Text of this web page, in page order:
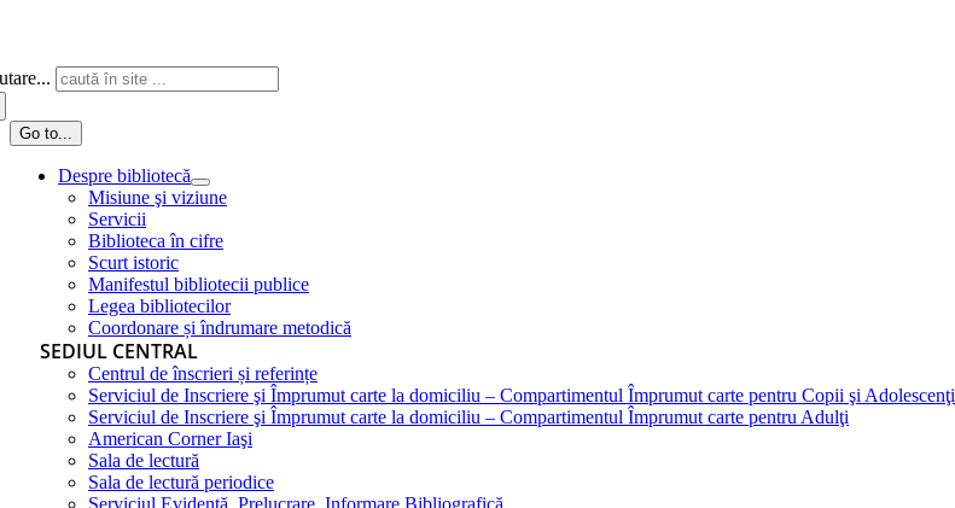
Go to...
Despre bibliotecă
Misiune şi viziune
Servicii
Biblioteca în cifre
Scurt istoric
Manifestul bibliotecii publice
Legea bibliotecilor
Coordonare și îndrumare metodică
SEDIUL CENTRAL
Centrul de înscrieri și referințe
Serviciul de Inscriere şi Împrumut carte la domiciliu – Compartimentul Împrumut carte pentru Copii şi Adolescenţi
Serviciul de Inscriere şi Împrumut carte la domiciliu – Compartimentul Împrumut carte pentru Adulţi
American Corner Iaşi
Sala de lectură
Sala de lectură periodice
Serviciul Evidenţă, Prelucrare, Informare Bibliografică